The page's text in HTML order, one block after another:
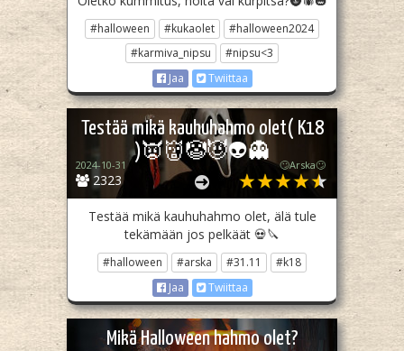
#halloween #kukaolet
#halloween2024
#karmiva_nipsu
#nipsu<3
Jaa
Twiittaa
Testää mikä kauhuhahmo olet( K18
)👿👹🤡😈👽👻
2323
2024-10-31 🙄Arska🙄
Testää mikä kauhuhahmo olet, älä tule
tekämään jos pelkäät 💀🔪
#halloween #arska #31.11
#k18
Jaa
Twiittaa
Mikä Halloween hahmo olet?